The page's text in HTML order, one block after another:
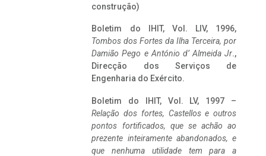
construção)
Boletim do IHIT, Vol. LIV, 1996,
Tombos dos Fortes da Ilha Terceira, por
Damião Pego e António d’ Almeida Jr.,
Direcção dos Serviços de
Engenharia do Exército.
Boletim do IHIT, Vol. LV, 1997 –
Relação dos fortes, Castellos e outros
pontos fortificados, que se achão ao
prezente inteiramente abandonados, e
que nenhuma utilidade tem para a